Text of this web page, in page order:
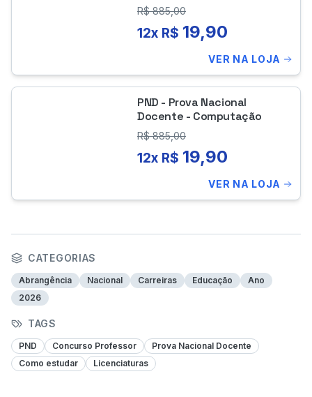
R$885,00
12x R$ 19,90
VER NA LOJA
PND - Prova Nacional
Docente - Computação
R$885,00
12x R$ 19,90
VER NA LOJA
CATEGORIAS
Abrangência Nacional Carreiras Educação
Ano
2026
TAGS
PND Concurso Professor
Prova Nacional Docente
Como estudar
Licenciaturas